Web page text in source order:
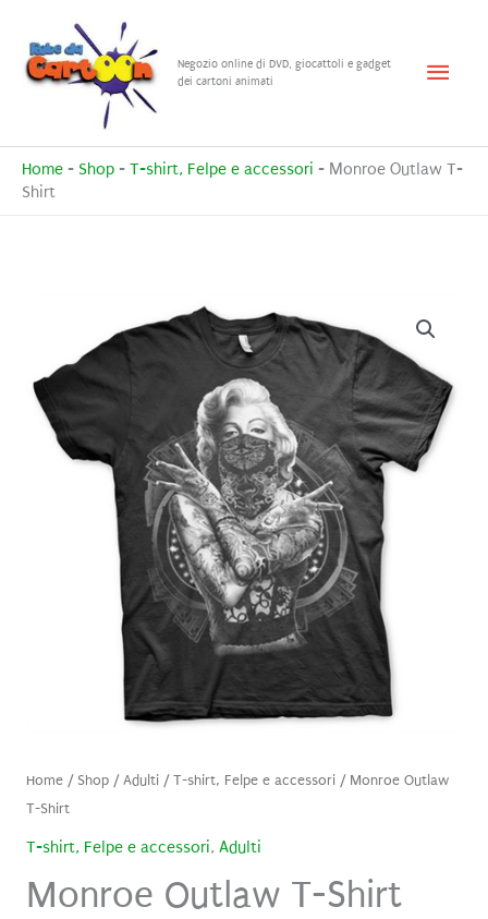
contenuto
Negozio online di DVD, giocattoli e gadget
dei cartoni animati
Menu
Home - Shop - T-shirt, Felpe e accessori - Monroe Outlaw T-
Shirt
Home/ Shop/Adulti/T-shirt, Felpe e accessori/ Monroe Outlaw
T-Shirt
T-shirt, Felpe e accessori, Adulti
Monroe Outlaw T-Shirt